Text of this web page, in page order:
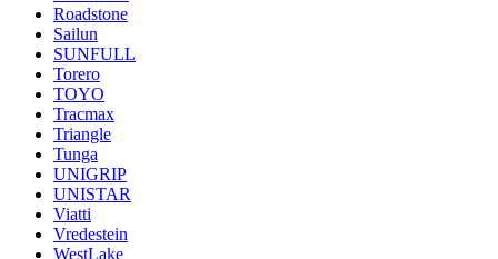
Roadstone
Sailun
SUNFULL
Torero
TOYO
Tracmax
Triangle
Tunga
UNIGRIP
UNISTAR
Viatti
Vredestein
WestLake